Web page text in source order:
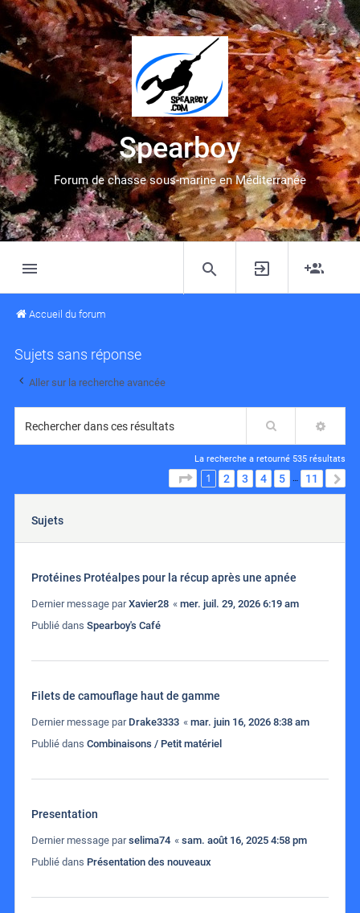
Spearboy
Forum de chasse sous-marine en Méditerranée
Accueil du forum
Sujets sans réponse
Aller sur la recherche avancée
Rechercher
La recherche a retourné 535 résultats
PAGE 1 SUR 11
1 2 3 4 5 … 11
Sujets
Protéines Protéalpes pour la récup après une apnée
Dernier message parXavier28 « mer. juil. 29, 2026 6:19 am
Publié dans Spearboy's Café
Filets de camouflage haut de gamme
Dernier message par Drake3333 « mar. juin 16, 2026 8:38 am
Publié dans Combinaisons / Petit matériel
Presentation
Dernier message parselima74 « sam. août 16, 2025 4:58 pm
Publié dans Présentation des nouveaux